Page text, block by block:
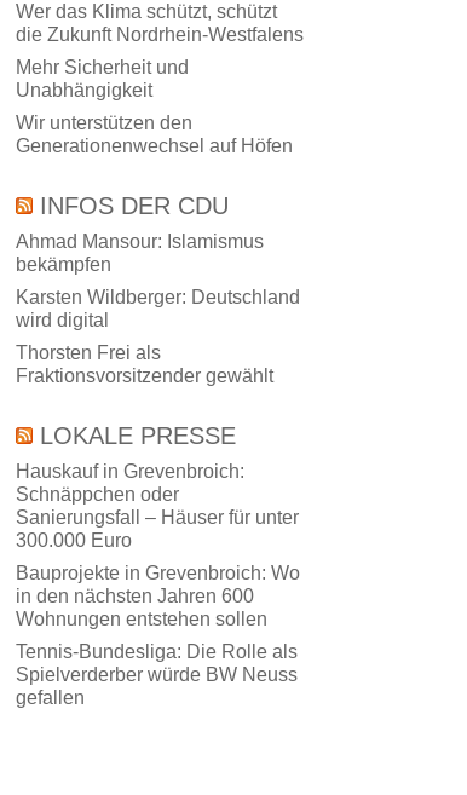
Wer das Klima schützt, schützt
die Zukunft Nordrhein-Westfalens
Mehr Sicherheit und
Unabhängigkeit
Wir unterstützen den
Generationenwechsel auf Höfen
INFOS DER CDU
Ahmad Mansour: Islamismus
bekämpfen
Karsten Wildberger: Deutschland
wird digital
Thorsten Frei als
Fraktionsvorsitzender gewählt
LOKALE PRESSE
Hauskauf in Grevenbroich:
Schnäppchen oder
Sanierungsfall – Häuser für unter
300.000 Euro
Bauprojekte in Grevenbroich: Wo
in den nächsten Jahren 600
Wohnungen entstehen sollen
Tennis-Bundesliga: Die Rolle als
Spielverderber würde BW Neuss
gefallen